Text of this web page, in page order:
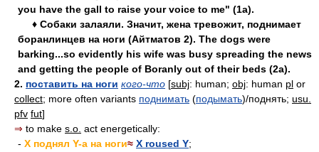
you have the gall to raise your voice to me" (1a).
♦ Собаки залаяли. Значит, жена тревожит, поднимает
боранлинцев на ноги (Айтматов 2). The dogs were
barking...so evidently his wife was busy spreading the news
and getting the people of Boranly out of their beds (2a).
2. поставить на ноги кого-что [subj: human; obj: human pl or
collect; more often variants поднимать (подымать)/поднять; usu.
pfv fut]
⇒ to make s.o. act energetically:
- X поднял Y-а на ноги≈ X roused Y;